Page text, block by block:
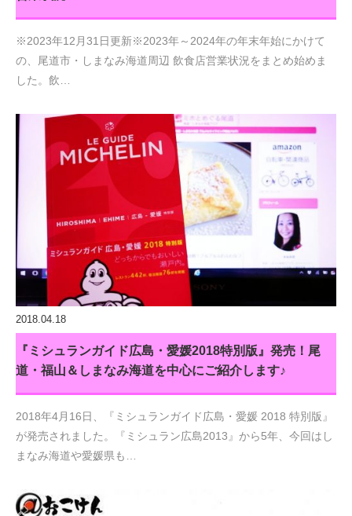
※2023年12月31日更新※2023年～2024年の年末年始にかけて
の、尾道市・しまなみ海道周辺 飲食店営業状況をまとめ始めま
した。飲…
2018.04.18
『ミシュランガイド広島・愛媛2018特別版』発売！尾
道・福山＆しまなみ海道を中心にご紹介します♪
2018年4月16日、『ミシュランガイド広島・愛媛 2018 特別版』
が発売されました。『ミシュラン広島2013』から5年、今回はし
まなみ海道や愛媛県も…